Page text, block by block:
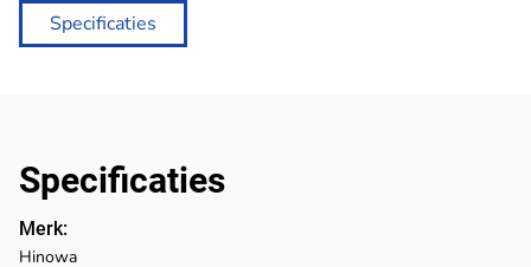
Specificaties
Specificaties
Merk:
Hinowa